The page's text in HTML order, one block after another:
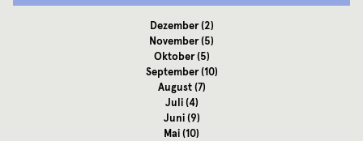
Dezember(2)
November(5)
Oktober(5)
September(10)
August(7)
Juli(4)
Juni(9)
Mai(10)